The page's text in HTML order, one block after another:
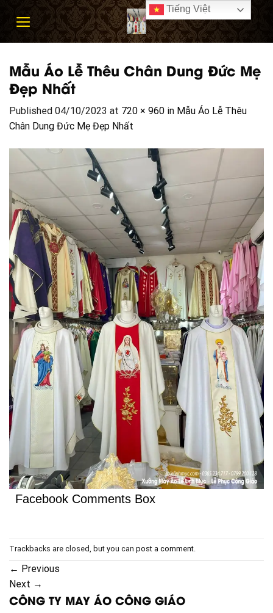
Mẫu Áo Lễ Thêu Chân Dung Đức Mẹ
Đẹp Nhất
Published 04/10/2023 at 720 × 960 in Mẫu Áo Lễ Thêu
Chân Dung Đức Mẹ Đẹp Nhất
Facebook Comments Box
Trackbacks are closed, but you can post a comment
← Previous
Next →
CÔNG TY MAY ÁO CÔNG GIÁO
Tiếng Việt